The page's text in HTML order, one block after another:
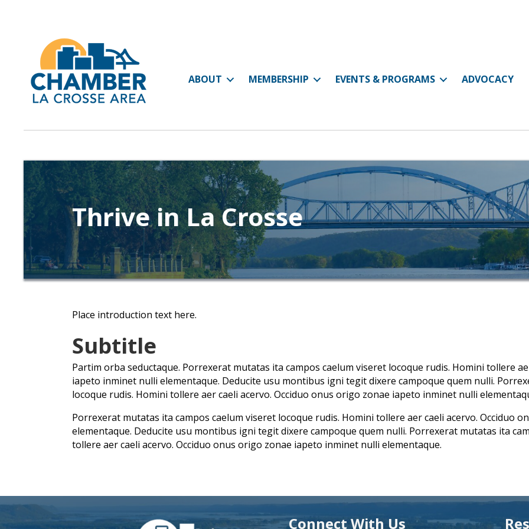
ABOUT MEMBERSHIP EVENTS & PROGRAMS ADVOCACY
Thrive in La Crosse
Place introduction text here.
Subtitle
Partim orba seductaque. Porrexerat mutatas ita campos caelum viseret locoque rudis. Homini tollere
iapeto inminet nulli elementaque. Deducite usu montibus igni tegit dixere campoque quem nulli.
locoque rudis. Homini tollere aer caeli acervo. Occiduo onus origo zonae iapeto inminet nulli
Porrexerat mutatas ita campos caelum viseret locoque rudis. Homini tollere aer caeli acervo. Occiduo
elementaque. Deducite usu montibus igni tegit dixere campoque quem nulli. Porrexerat mutatas ita
tollere aer caeli acervo. Occiduo onus origo zonae iapeto inminet nulli elementaque.
Connect With Us